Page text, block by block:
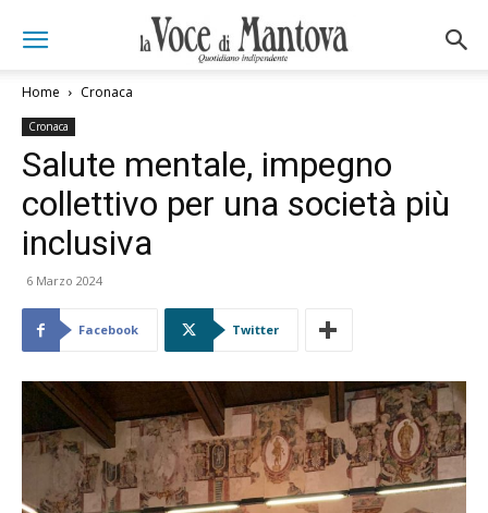
Home Cronaca
Cronaca
Salute mentale, impegno
collettivo per una società più
inclusiva
6 Marzo 2024
Facebook Twitter